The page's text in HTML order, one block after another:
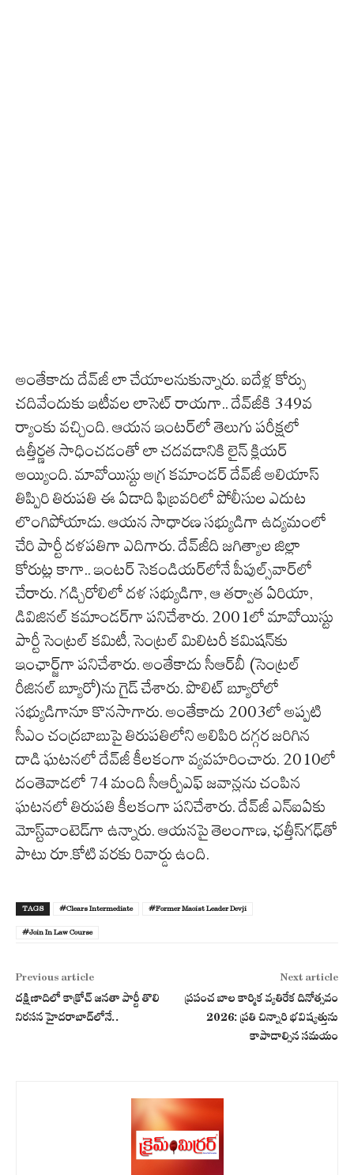
అంతేకాదు దేవ్‌జీ లా చేయాలనుకున్నారు. ఐదేళ్ల కోర్సు
చదివేందుకు ఇటీవల లాసెట్‌ రాయగా.. దేవ్‌జీకి 349వ
ర్యాంకు వచ్చింది. ఆయన ఇంటర్‌‌లో తెలుగు పరీక్షలో
ఉత్తీర్ణత సాధించడంతో లా చదవడానికి లైన్ క్లియర్
అయ్యింది. మావోయిస్టు అగ్ర కమాండర్‌ దేవ్‌జీ అలియాస్‌
తిప్పిరి తిరుపతి ఈ ఏడాది ఫిబ్రవరిలో పోలీసుల ఎదుట
లొంగిపోయాడు. ఆయన సాధారణ సభ్యుడిగా ఉద్యమంలో
చేరి పార్టీ దళపతిగా ఎదిగారు. దేవ్‌జీది జగిత్యాల జిల్లా
కోరుట్ల కాగా.. ఇంటర్‌ సెకండియర్‌లోనే పీపుల్స్‌వార్‌లో
చేరారు. గడ్చిరోలిలో దళ సభ్యుడిగా, ఆ తర్వాత ఏరియా,
డివిజినల్‌ కమాండర్‌గా పనిచేశారు. 2001లో మావోయిస్టు
పార్టీ సెంట్రల్‌ కమిటీ, సెంట్రల్‌ మిలిటరీ కమిషన్‌కు
ఇంఛార్జ్‌గా పనిచేశారు. అంతేకాదు సీఆర్‌బీ (సెంట్రల్‌
రీజినల్‌ బ్యూరో)ను గైడ్ చేశారు. పొలిట్‌ బ్యూరోలో
సభ్యుడిగానూ కొనసాగారు. అంతేకాదు 2003లో అప్పటి
సీఎం చంద్రబాబుపై తిరుపతిలోని అలిపిరి దగ్గర జరిగిన
దాడి ఘటనలో దేవ్‌జీ కీలకంగా వ్యవహరించారు. 2010లో
దంతెవాడలో 74 మంది సీఆర్పీఎఫ్‌ జవాన్లను చంపిన
ఘటనలో తిరుపతి కీలకంగా పనిచేశారు. దేవ్‌జీ ఎన్‌ఐఏకు
మోస్ట్‌వాంటెడ్‌గా ఉన్నారు. ఆయనపై తెలంగాణ, ఛత్తీస్‌గఢ్‌తో
పాటు రూ.కోటి వరకు రివార్డు ఉంది.
TAGS #Clears Intermediate #Former Maoist Leader Devji
#Join In Law Course
Previous article
దక్షిణాదిలో కాక్రోచ్ జనతా పార్టీ తొలి
నిరసన హైదరాబాద్‌లోనే..
Next article
ప్రపంచ బాల కార్మిక వ్యతిరేక దినోత్సవం
2026: ప్రతి చిన్నారి భవిష్యత్తును
కాపాడాల్సిన సమయం